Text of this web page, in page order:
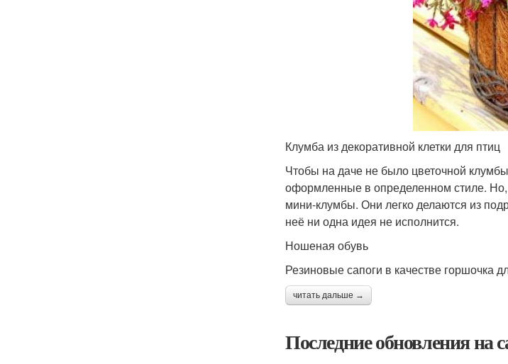
Клумба из декоративной клетки для птиц
Чтобы на даче не было цветочной
оформленные в определенном стиле. Но,
мини-клумбы. Они легко делаются из
неё ни одна идея не исполнится.
Ношеная обувь
Резиновые сапоги в качестве горшочка
читать дальше →
Последние обновления на